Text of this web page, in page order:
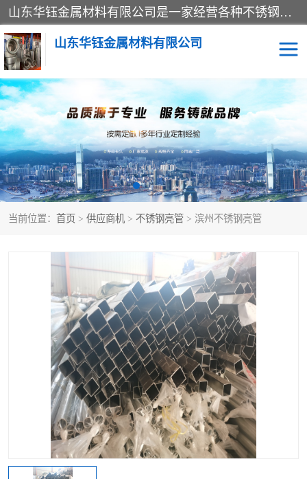
山东华钰金属材料有限公司是一家经营各种不锈钢管材、板材、圆钢、法兰、封头、型材等产品的公司；主营产品有：不锈钢管，激光切割，管件标准件，不锈钢圆钢，不锈钢人孔，不锈钢亮管，不锈钢角钢，不锈钢加工，不锈钢管子，不锈钢工业方管，不锈钢封头，不锈钢法兰，不锈钢阀门，不锈钢槽钢，不锈钢扁钢，不锈钢板等；可为客户制作各种规格的型材及不锈钢配件、非标准件及各种容器具等，能满足客户的不同采购要求。
山东华钰金属材料有限公司
当前位置： 首页 > 供应商机 > 不锈钢亮管 > 滨州不锈钢亮管
不锈钢管 激光切割
管件标准件 不锈钢圆钢
不锈钢人孔 不锈钢亮管
不锈钢角钢 不锈钢加工
不锈钢板 不锈钢工业方管
不锈钢封头 不锈钢法兰
不锈钢阀门 不锈钢槽钢
不锈钢扁钢